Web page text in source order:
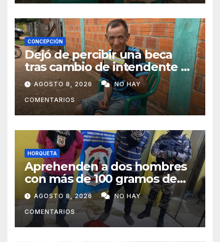
CONCEPCIÓN
Dejó de percibir una beca
tras cambio de intendente y
ahora vende caramelos para
subsistir
AGOSTO 8, 2026 NO HAY
COMENTARIOS
HORQUETA
Aprehenden a dos hombres
con más de 100 gramos de
supuesta marihuana en
Horqueta
AGOSTO 8, 2026 NO HAY
COMENTARIOS